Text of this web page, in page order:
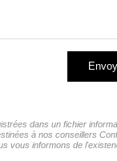
dans un fichier
à nos conseillers
vous informons de